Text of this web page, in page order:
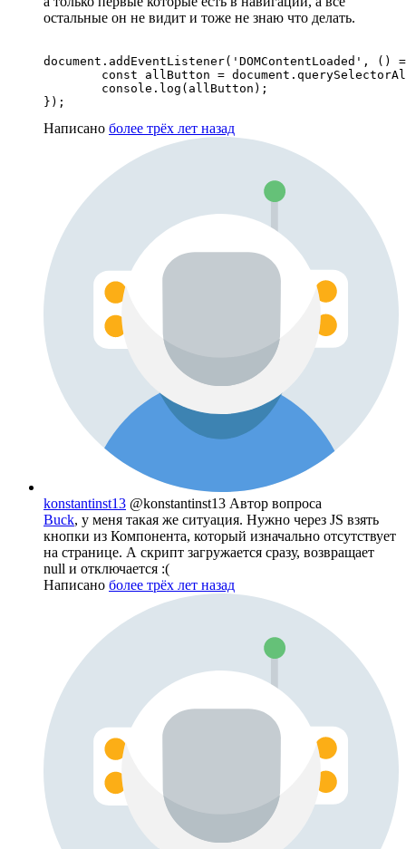
остальные он не видит и тоже не знаю что делать.
document.addEventListener('DOMContentLoaded', ()
});
Написано более трёх лет назад
konstantinst13 @konstantinst13 Автор вопроса
Buck, у меня такая же ситуация. Нужно через JS взять
кнопки из Компонента, который изначально отсутствует
на странице. А скрипт загружается сразу, возвращает
null и отключается :(
Написано более трёх лет назад